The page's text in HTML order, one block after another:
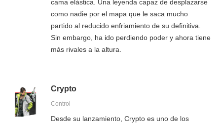
cama elástica. Una leyenda capaz de desplazarse
como nadie por el mapa que le saca mucho
partido al reducido enfriamiento de su definitiva.
Sin embargo, ha ido perdiendo poder y ahora tiene
más rivales a la altura.
Crypto
Control
Desde su lanzamiento, Crypto es uno de los